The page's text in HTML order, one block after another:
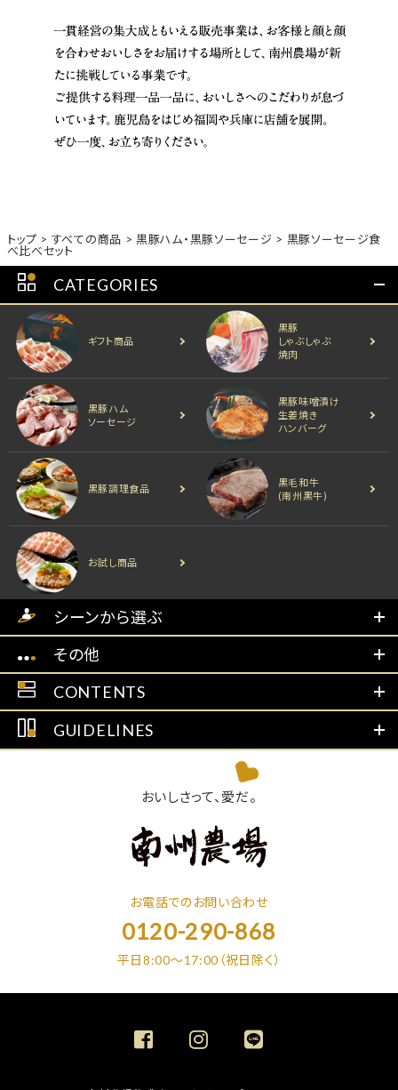
トップ すべての商品 黒豚ハム・黒豚ソーセージ
黒豚ソーセージ食
べ比べセット
CATEGORIES
ギフト商品
黒豚
しゃぶしゃぶ
焼肉
黒豚ハム
ソーセージ
黒豚味噌漬け
生姜焼き
ハンバーグ
黒豚調理食品
黒毛和牛
(南州黒牛)
お試し商品
シーンから選ぶ
その他
CONTENTS
GUIDELINES
おいしさって、愛だ。
お電話でのお問い合わせ
0120-290-868
平日8:00～17:00（祝日除く）